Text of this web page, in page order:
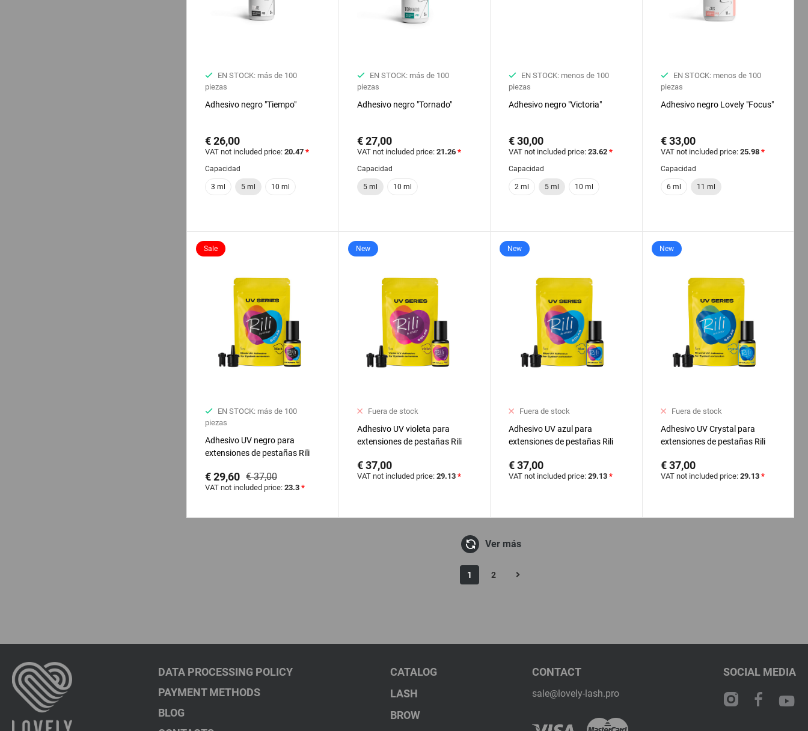
EN STOCK: más de 100
piezas
Adhesivo negro "Tiempo"
€ 26,00
VAT not included price: 20.47 *
Capacidad
3 ml 5 ml 10 ml
EN STOCK: más de 100
piezas
Adhesivo negro "Tornado"
€ 27,00
VAT not included price: 21.26 *
Capacidad
5 ml 10 ml
EN STOCK: menos de 100
piezas
Adhesivo negro "Victoria"
€ 30,00
VAT not included price: 23.62 *
Capacidad
2 ml 5 ml 10 ml
EN STOCK: menos de 100
piezas
Adhesivo negro Lovely "Focus"
€ 33,00
VAT not included price: 25.98 *
Capacidad
6 ml 11 ml
Sale
EN STOCK: más de 100
piezas
Adhesivo UV negro para
extensiones de pestañas Rili
€ 29,60 € 37,00
VAT not included price: 23.3 *
New
Fuera de stock
Adhesivo UV violeta para
extensiones de pestañas Rili
€ 37,00
VAT not included price: 29.13 *
New
Fuera de stock
Adhesivo UV azul para
extensiones de pestañas Rili
€ 37,00
VAT not included price: 29.13 *
New
Fuera de stock
Adhesivo UV Crystal para
extensiones de pestañas Rili
€ 37,00
VAT not included price: 29.13 *
Ver más
1 2
DATA PROCESSING POLICY
PAYMENT METHODS
BLOG
CATALOG
LASH
BROW
CONTACT
sale@lovely-lash.pro
SOCIAL MEDIA